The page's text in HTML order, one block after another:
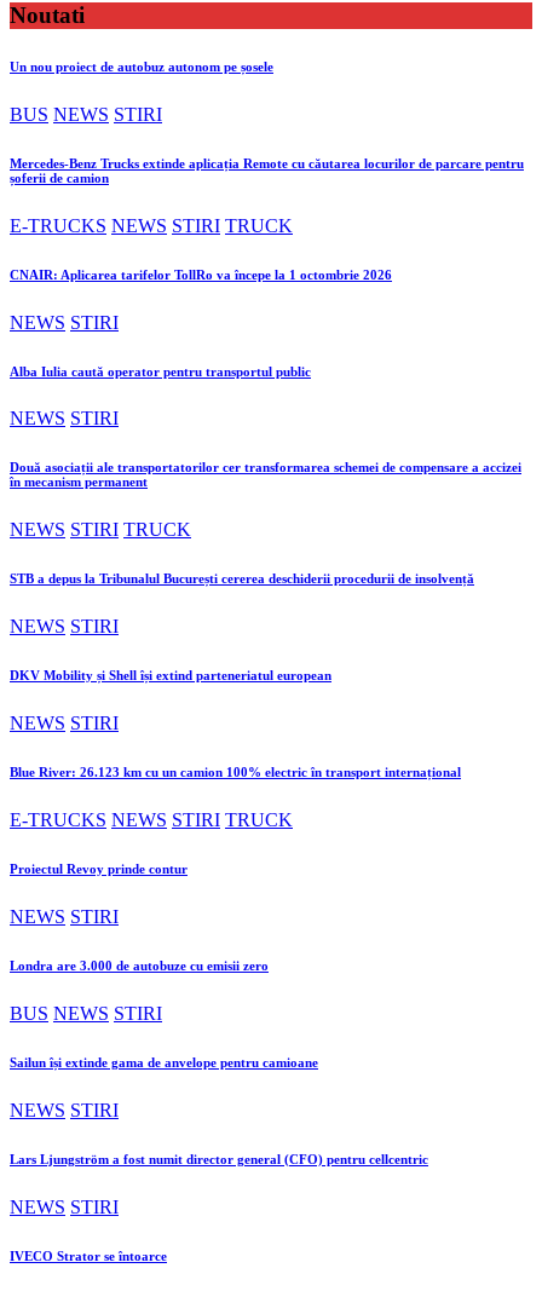
Noutati
Un nou proiect de autobuz autonom pe șosele
BUS NEWS STIRI
Mercedes-Benz Trucks extinde aplicația Remote cu căutarea locurilor de parcare pentru
șoferii de camion
E-TRUCKS NEWS STIRI TRUCK
CNAIR: Aplicarea tarifelor TollRo va începe la 1 octombrie 2026
NEWS STIRI
Alba Iulia caută operator pentru transportul public
NEWS STIRI
Două asociații ale transportatorilor cer transformarea schemei de compensare a accizei
în mecanism permanent
NEWS STIRI TRUCK
STB a depus la Tribunalul București cererea deschiderii procedurii de insolvență
NEWS STIRI
DKV Mobility și Shell își extind parteneriatul european
NEWS STIRI
Blue River: 26.123 km cu un camion 100% electric în transport internațional
E-TRUCKS NEWS STIRI TRUCK
Proiectul Revoy prinde contur
NEWS STIRI
Londra are 3.000 de autobuze cu emisii zero
BUS NEWS STIRI
Sailun își extinde gama de anvelope pentru camioane
NEWS STIRI
Lars Ljungström a fost numit director general (CFO) pentru cellcentric
NEWS STIRI
IVECO Strator se întoarce